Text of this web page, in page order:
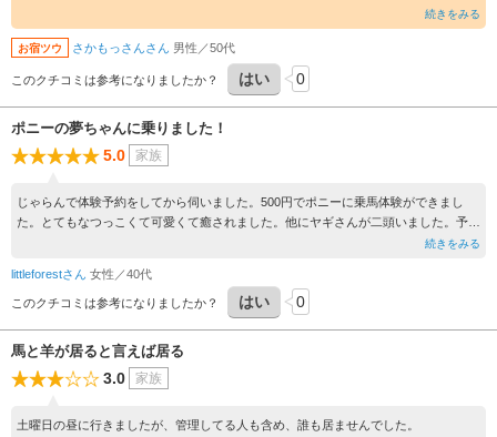
続きをみる
お宿ツウ さかもっさんさん 男性／50代
このクチコミは参考になりましたか？ はい 0
ポニーの夢ちゃんに乗りました！
5.0 家族
じゃらんで体験予約をしてから伺いました。500円でポニーに乗馬体験ができまし
た。とてもなつっこくて可愛くて癒されました。他にヤギさんが二頭いました。予約
時間より、一時間ほと早く着いたら、誰もいらっしゃらなかったので、普段は無人の
いたようですが、今は食堂などは営業されていないようです。遊具もありますが、あ
まり使用されていない感じです。動物が好きでポニーとやぎさんに餌やりは100円な
ので、動物に癒されたい方にオススメです。
続きをみる
littleforestさん 女性／40代
このクチコミは参考になりましたか？ はい 0
馬と羊が居ると言えば居る
3.0 家族
土曜日の昼に行きましたが、管理してる人も含め、誰も居ませんでした。